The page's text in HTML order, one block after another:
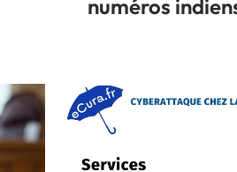
numéros